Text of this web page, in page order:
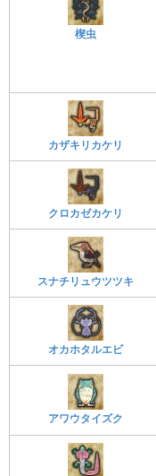
楔虫
カザキリカケリ
クロカゼカケリ
スナチリュウツツキ
オカホタルエビ
アワウタイズク